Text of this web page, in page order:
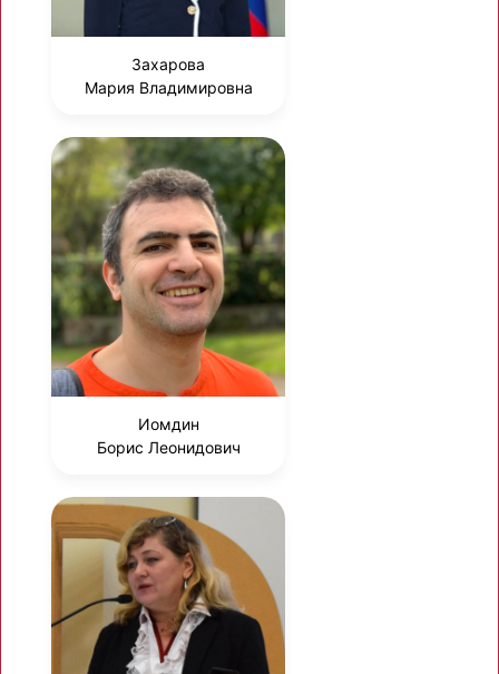
Захарова
Мария Владимировна
Иомдин
Борис Леонидович